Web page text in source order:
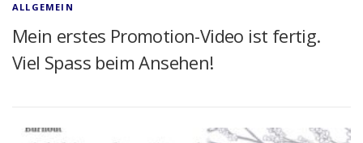
ALLGEMEIN
Mein erstes Promotion-Video ist fertig.
Viel Spass beim Ansehen!